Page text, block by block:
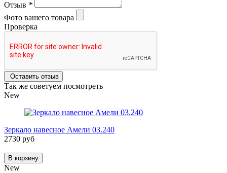
Отзыв *
Фото вашего товара
Проверка
Оставить отзыв
Так же советуем посмотреть
New
Зеркало навесное Амели 03.240
2730 руб
В корзину
New